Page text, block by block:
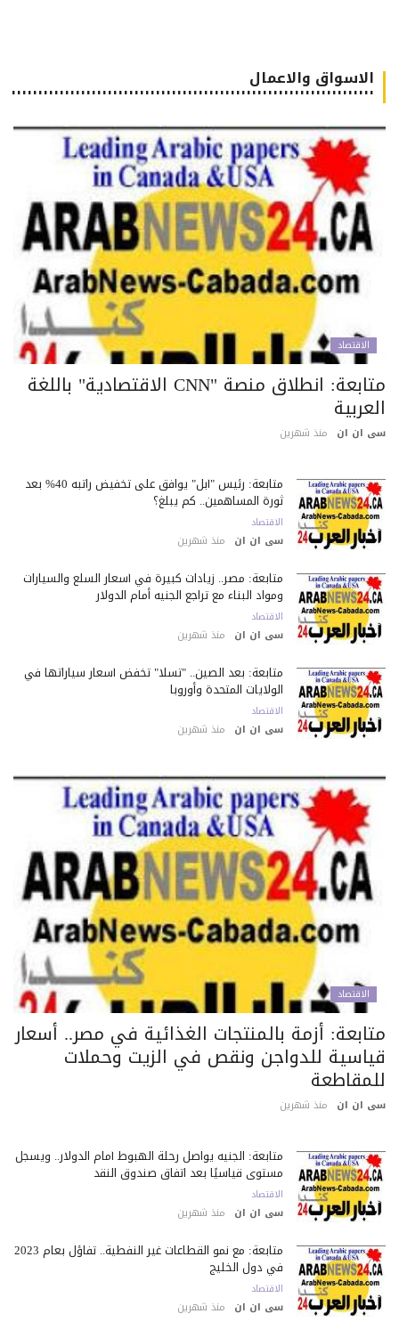
الاسواق والاعمال
٠٠٠٠٠٠٠٠٠٠٠٠٠٠٠٠٠٠٠٠٠٠٠٠٠٠٠٠٠٠٠٠٠٠٠٠٠٠٠٠٠٠٠٠٠٠٠٠٠٠٠٠٠٠٠٠٠٠٠٠٠٠٠٠٠٠٠٠
الاقتصاد
متابعة: انطلاق منصة "CNN الاقتصادية" باللغة
ان ان منذ شهرين
متابعة: رئيس "آبل" يوافق على تخفيض راتبه 40% بعد
ثورة المساهمين.. كم يبلغ؟
الاقتصاد
سى ان ان منذ شهرين
متابعة: مصر.. زيادات كبيرة في أسعار السلع والسيارات
ومواد البناء مع تراجع الجنيه أمام الدولار
الاقتصاد
سى ان ان منذ شهرين
متابعة: بعد الصين.. "تسلا" تخفض أسعار سياراتها في
الولايات المتحدة وأوروبا
الاقتصاد
سى ان ان منذ شهرين
الاقتصاد
أزمة بالمنتجات الغذائية في مصر.. أسعار
للدواجن ونقص في الزيت وحملات
ان ان منذ شهرين
متابعة: الجنيه يواصل رحلة الهبوط أمام الدولار.. ويسجل
مستوى قياسيًا بعد اتفاق صندوق النقد
الاقتصاد
سى ان ان منذ شهرين
متابعة: مع نمو القطاعات غير النفطية.. تفاؤل بعام 2023
في دول الخليج
الاقتصاد
سى ان ان منذ شهرين